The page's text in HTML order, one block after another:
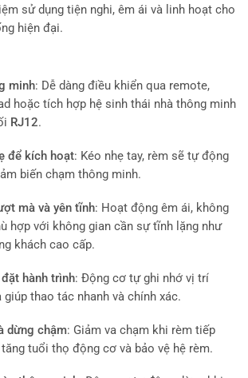
sử dụng tiện nghi, êm ái và linh hoạt cho
hiện đại.
minh: Dễ dàng điều khiển qua remote,
hoặc tích hợp hệ sinh thái nhà thông minh
RJ12.
để kích hoạt: Kéo nhẹ tay, rèm sẽ tự động
biến chạm thông minh.
mà và yên tĩnh: Hoạt động êm ái, không
hợp với không gian cần sự tĩnh lặng như
khách cao cấp.
hành trình: Động cơ tự ghi nhớ vị trí
thao tác nhanh và chính xác.
dừng chậm: Giảm va chạm khi rèm tiếp
tuổi thọ động cơ và bảo vệ hệ rèm.